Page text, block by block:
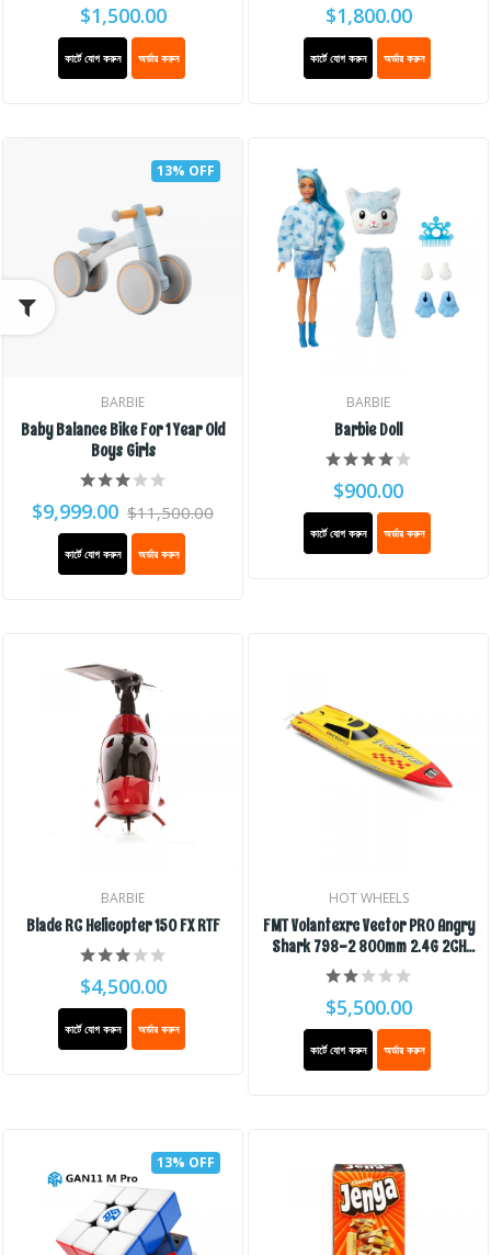
$1,500.00
কার্টে যোগ করুন অর্ডার করুন
$1,800.00
কার্টে যোগ করুন অর্ডার করুন
13% OFF
BARBIE
Baby Balance Bike For 1 Year Old
Boys Girls
$9,999.00 $11,500.00
কার্টে যোগ করুন অর্ডার করুন
BARBIE
Barbie Doll
$900.00
কার্টে যোগ করুন অর্ডার করুন
BARBIE
Blade RC Helicopter 150 FX RTF
$4,500.00
কার্টে যোগ করুন অর্ডার করুন
HOT WHEELS
FMT Volantexrc Vector PRO Angry
Shark 798-2 800mm 2.4G 2CH
Brushless RC Boat
$5,500.00
কার্টে যোগ করুন অর্ডার করুন
13% OFF